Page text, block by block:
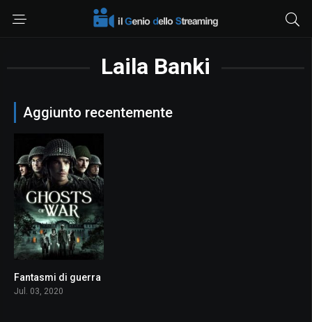
Laila Banki
Aggiunto recentemente
5.5
Fantasmi di guerra
Jul. 03, 2020